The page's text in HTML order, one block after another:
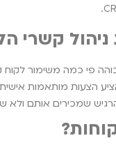
קשרי
פי כמה משימור לקוח
שמכירים אותם